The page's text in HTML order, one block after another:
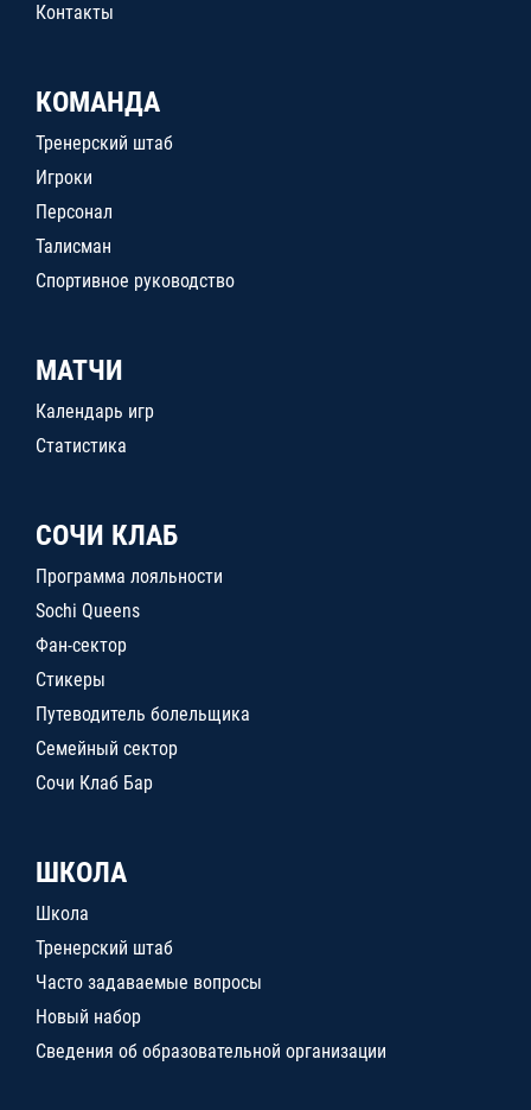
Контакты
КОМАНДА
Тренерский штаб
Игроки
Персонал
Талисман
Спортивное руководство
МАТЧИ
Календарь игр
Статистика
СОЧИ КЛАБ
Программа лояльности
Sochi Queens
Фан-сектор
Стикеры
Путеводитель болельщика
Семейный сектор
Сочи Клаб Бар
ШКОЛА
Школа
Тренерский штаб
Часто задаваемые вопросы
Новый набор
Сведения об образовательной организации